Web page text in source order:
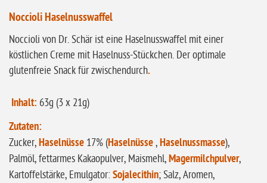
Noccioli Haselnusswaffel
Noccioli von Dr. Schär ist eine Haselnusswaffel mit einer
köstlichen Creme mit Haselnuss-Stückchen. Der optimale
glutenfreie Snack für zwischendurch.
Inhalt: 63g (3 x 21g)
Zutaten:
Zucker,Haselnüsse 17% (Haselnüsse,Haselnussmasse),
Palmöl, fettarmes Kakaopulver, Maismehl,Magermilchpulver,
Kartoffelstärke, Emulgator:Sojalecithin; Salz, Aromen,